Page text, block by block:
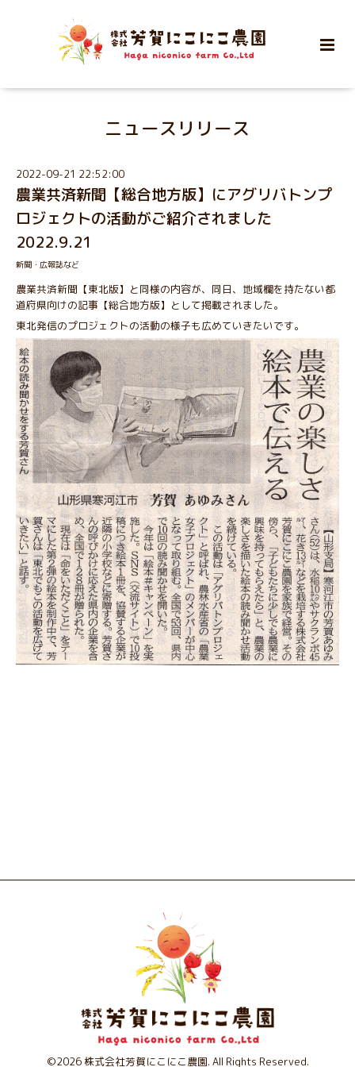
ニュースリリース
2022-09-21 22:52:00
農業共済新聞【総合地方版】にアグリバトンプ
ロジェクトの活動がご紹介されました
2022.9.21
新聞・広報誌など
農業共済新聞【東北版】と同様の内容が、同日、地域欄を持たない都
道府県向けの記事【総合地方版】として掲載されました。
東北発信のプロジェクトの活動の様子も広めていきたいです。
©2026株式会社芳賀にこにこ農園. All Rights Reserved.